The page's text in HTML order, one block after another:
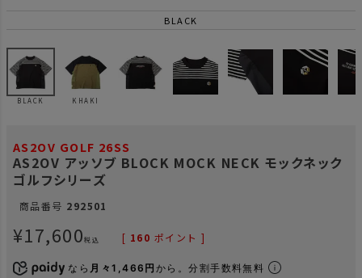
BLACK
BLACK KHAKI
AS2OV GOLF 26SS
AS2OV アッソブ BLOCK MOCK NECK モックネック
ゴルフシリーズ
商品番号 292501
¥17,600税込 [ 160 ポイント ]
なら 月々1,466円 から。分割手数料無料